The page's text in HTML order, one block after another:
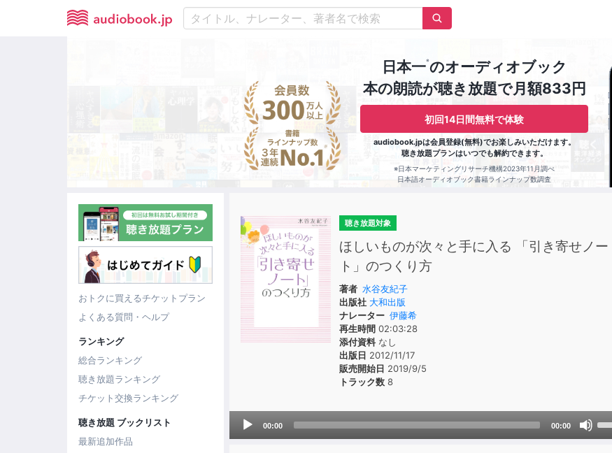
日本一※のオーディオブック
本の朗読が聴き放題で月額833円
初回14日間無料で体験
audiobook.jpは会員登録(無料)でお楽しみいただけます。
聴き放題プランはいつでも解約できます。
※日本マーケティングリサーチ機構2023年11月調べ
日本語オーディオブック書籍ラインナップ数調査
おトクに買えるチケットプラン
よくある質問・ヘルプ
ランキング
総合ランキング
聴き放題ランキング
チケット交換ランキング
聴き放題 ブックリスト
最新追加作品
聴き放題対象
ほしいものが次々と手に入る 「引き寄せノー
ト」のつくり方
著者 水谷友紀子
出版社 大和出版
ナレーター 伊藤希
再生時間 02:03:28
添付資料なし
出版日 2012/11/17
販売開始日 2019/9/5
トラック数 8
Audio
00:00 00:00